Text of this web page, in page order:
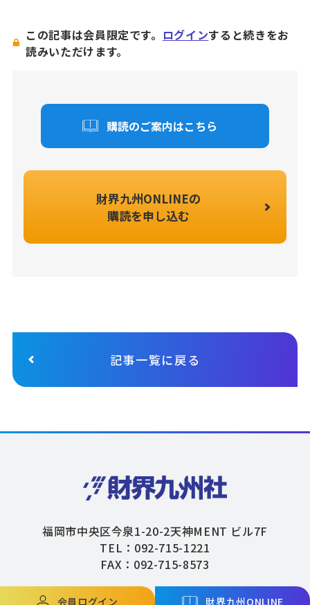
この記事は会員限定です。 ログインすると続きをお
読みいただけます。
購読のご案内はこちら
財界九州ONLINEの
購読を申し込む
記事一覧に戻る
会員ログイン 財界九州ONLINE
福岡市中央区今泉1-20-2天神MENT ビル7F
TEL：092-715-1221
FAX：092-715-8573